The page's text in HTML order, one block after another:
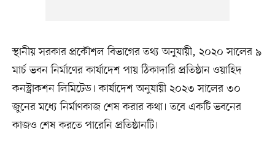
স্থানীয় সরকার প্রকৌশল বিভাগের তথ্য অনুযায়ী, ২০২০ সালের ৯
মার্চ ভবন নির্মাণের কার্যাদেশ পায় ঠিকাদারি প্রতিষ্ঠান ওয়াহিদ
কনস্ট্রাকশন লিমিটেড। কার্যাদেশ অনুযায়ী ২০২৩ সালের ৩০
জুনের মধ্যে নির্মাণকাজ শেষ করার কথা। তবে একটি ভবনের
কাজও শেষ করতে পারেনি প্রতিষ্ঠানটি।